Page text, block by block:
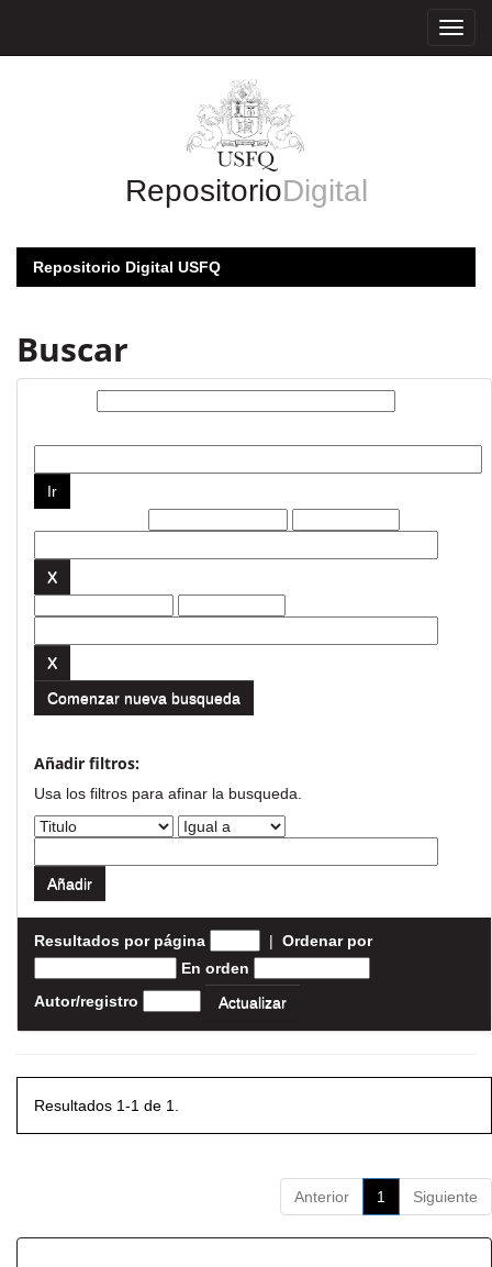
RepositorioDigital
Repositorio Digital USFQ
Buscar
Comenzar nueva busqueda
Añadir filtros:
Usa los filtros para afinar la busqueda.
Resultados por página | Ordenar por
En orden
Autor/registro
Resultados 1-1 de 1.
Anterior 1 Siguiente